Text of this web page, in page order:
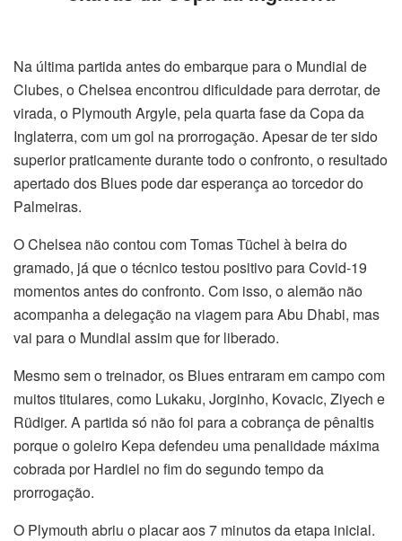
Na última partida antes do embarque para o Mundial de
Clubes, o Chelsea encontrou dificuldade para derrotar, de
virada, o Plymouth Argyle, pela quarta fase da Copa da
Inglaterra, com um gol na prorrogação. Apesar de ter sido
superior praticamente durante todo o confronto, o resultado
apertado dos Blues pode dar esperança ao torcedor do
Palmeiras.
O Chelsea não contou com Tomas Tüchel à beira do
gramado, já que o técnico testou positivo para Covid-19
momentos antes do confronto. Com isso, o alemão não
acompanha a delegação na viagem para Abu Dhabi, mas
vai para o Mundial assim que for liberado.
Mesmo sem o treinador, os Blues entraram em campo com
muitos titulares, como Lukaku, Jorginho, Kovacic, Ziyech e
Rüdiger. A partida só não foi para a cobrança de pênaltis
porque o goleiro Kepa defendeu uma penalidade máxima
cobrada por Hardiel no fim do segundo tempo da
prorrogação.
O Plymouth abriu o placar aos 7 minutos da etapa inicial.